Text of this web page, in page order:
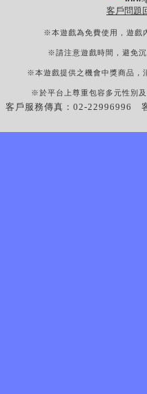
客戶問題
※本遊戲為免費使用，遊戲
※請注意遊戲時間，避免
※本遊戲提供之機會中獎商品，
※於平台上尊重包容多元性別
客戶服務傳真：02-22996996